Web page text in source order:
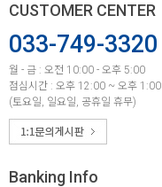
CUSTOMER CENTER
033-749-3320
월 - 금 : 오전 10:00 - 오후 5:00
점심시간 : 오후 12:00 ~ 오후 1:00
(토요일, 일요일, 공휴일 휴무)
Banking Info